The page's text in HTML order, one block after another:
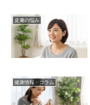
皮膚の悩み
健康情報・コラム